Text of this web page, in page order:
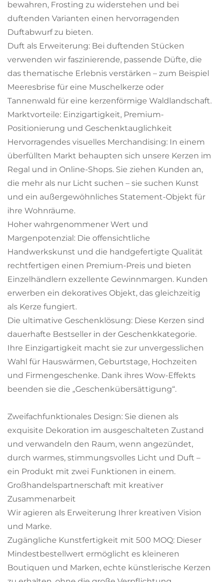
bewahren, Frosting zu widerstehen und bei
duftenden Varianten einen hervorragenden
Duftabwurf zu bieten.
Duft als Erweiterung: Bei duftenden Stücken
verwenden wir faszinierende, passende Düfte, die
das thematische Erlebnis verstärken – zum Beispiel
Meeresbrise für eine Muschelkerze oder
Tannenwald für eine kerzenförmige Waldlandschaft.
Marktvorteile: Einzigartigkeit, Premium-
Positionierung und Geschenktauglichkeit
Hervorragendes visuelles Merchandising: In einem
überfüllten Markt behaupten sich unsere Kerzen im
Regal und in Online-Shops. Sie ziehen Kunden an,
die mehr als nur Licht suchen – sie suchen Kunst
und ein außergewöhnliches Statement-Objekt für
ihre Wohnräume.
Hoher wahrgenommener Wert und
Margenpotenzial: Die offensichtliche
Handwerkskunst und die handgefertigte Qualität
rechtfertigen einen Premium-Preis und bieten
Einzelhändlern exzellente Gewinnmargen. Kunden
erwerben ein dekoratives Objekt, das gleichzeitig
als Kerze fungiert.
Die ultimative Geschenklösung: Diese Kerzen sind
dauerhafte Bestseller in der Geschenkkategorie.
Ihre Einzigartigkeit macht sie zur unvergesslichen
Wahl für Hauswärmen, Geburtstage, Hochzeiten
und Firmengeschenke. Dank ihres Wow-Effekts
beenden sie die „Geschenkübersättigung“.
Zweifachfunktionales Design: Sie dienen als
exquisite Dekoration im ausgeschalteten Zustand
und verwandeln den Raum, wenn angezündet,
durch warmes, stimmungsvolles Licht und Duft –
ein Produkt mit zwei Funktionen in einem.
Großhandelspartnerschaft mit kreativer
Zusammenarbeit
Wir agieren als Erweiterung Ihrer kreativen Vision
und Marke.
Zugängliche Kunstfertigkeit mit 500 MOQ: Dieser
Mindestbestellwert ermöglicht es kleineren
Boutiquen und Marken, echte künstlerische Kerzen